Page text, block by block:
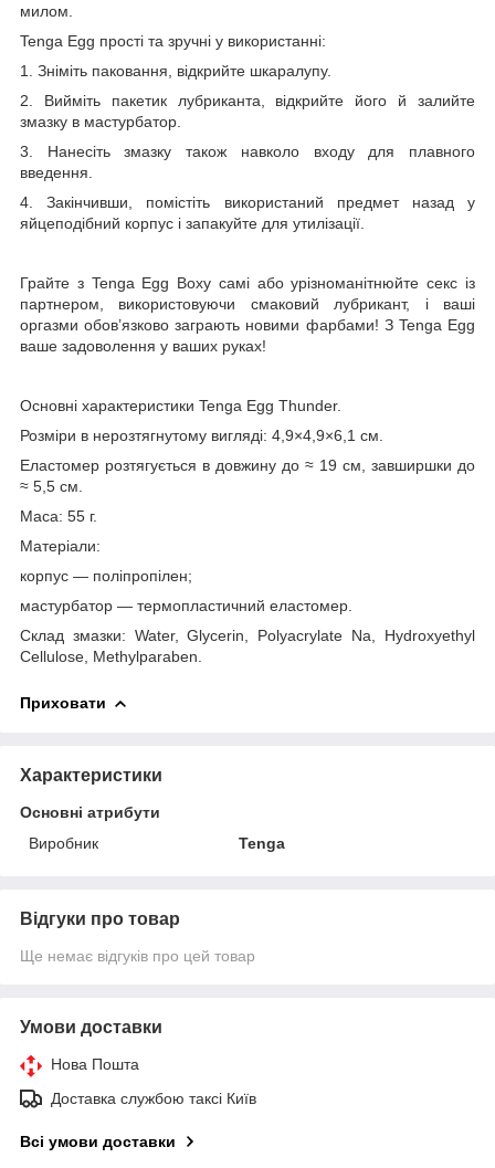
милом.
Tenga Egg прості та зручні у використанні:
1. Зніміть паковання, відкрийте шкаралупу.
2. Вийміть пакетик лубриканта, відкрийте його й залийте
змазку в мастурбатор.
3. Нанесіть змазку також навколо входу для плавного
введення.
4. Закінчивши, помістіть використаний предмет назад у
яйцеподібний корпус і запакуйте для утилізації.
Грайте з Tenga Egg Boxy самі або урізноманітнюйте секс із
партнером, використовуючи смаковий лубрикант, і ваші
оргазми обов’язково заграють новими фарбами! З Tenga Egg
ваше задоволення у ваших руках!
Основні характеристики Tenga Egg Thunder.
Розміри в нерозтягнутому вигляді: 4,9×4,9×6,1 см.
Еластомер розтягується в довжину до ≈ 19 см, завширшки до
≈ 5,5 см.
Маса: 55 г.
Матеріали:
корпус — поліпропілен;
мастурбатор — термопластичний еластомер.
Склад змазки: Water, Glycerin, Polyacrylate Na, Hydroxyethyl
Cellulose, Methylparaben.
Приховати
Характеристики
Основні атрибути
Виробник
Tenga
Відгуки про товар
Ще немає відгуків про цей товар
Умови доставки
Нова Пошта
Доставка службою таксі Київ
Всі умови доставки